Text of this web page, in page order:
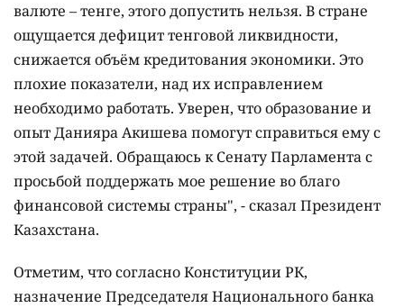
валюте – тенге, этого допустить нельзя. В стране
ощущается дефицит тенговой ликвидности,
снижается объём кредитования экономики. Это
плохие показатели, над их исправлением
необходимо работать. Уверен, что образование и
опыт Данияра Акишева помогут справиться ему с
этой задачей. Обращаюсь к Сенату Парламента с
просьбой поддержать мое решение во благо
финансовой системы страны", - сказал Президент
Казахстана.
Отметим, что согласно Конституции РК,
назначение Председателя Национального банка